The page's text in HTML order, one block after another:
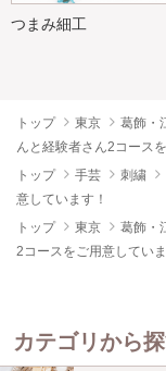
つまみ細工
トップ 東京 葛飾・
んと経験者さん2コース
トップ
手芸 刺繍
意しています！
トップ
東京 葛飾・
2コースをご用意していま
カテゴリから